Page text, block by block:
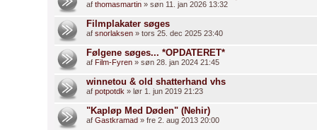
af thomasmartin » søn 11. jan 2026 13:32
Filmplakater søges
af snorlaksen » tors 25. dec 2025 23:40
Følgene søges... *OPDATERET*
af Film-Fyren » søn 28. jan 2024 21:45
winnetou & old shatterhand vhs
af potpotdk » lør 1. jun 2019 21:23
"Kapløp Med Døden" (Nehir)
af Gastkramad » fre 2. aug 2013 20:00